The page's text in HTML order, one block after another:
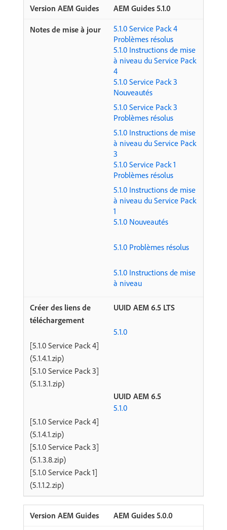
AEM Guides 5.1.0
5.1.0 Service Pack 4
Problèmes résolus
5.1.0 Instructions de mise
à niveau du Service Pack
4
5.1.0 Service Pack 3
Nouveautés
5.1.0 Service Pack 3
Problèmes résolus
5.1.0 Instructions de mise
à niveau du Service Pack
3
5.1.0 Service Pack 1
Problèmes résolus
5.1.0 Instructions de mise
à niveau du Service Pack
1
5.1.0 Nouveautés
5.1.0 Problèmes résolus
5.1.0 Instructions de mise
à niveau
UUID AEM 6.5 LTS
[5.1.0 Service Pack 4]
(5.1.4.1.zip)
[5.1.0 Service Pack 3]
(5.1.3.1.zip)
5.1.0
UUID AEM 6.5
[5.1.0 Service Pack 4]
(5.1.4.1.zip)
[5.1.0 Service Pack 3]
(5.1.3.8.zip)
[5.1.0 Service Pack 1]
(5.1.1.2.zip)
5.1.0
AEM Guides 5.0.0